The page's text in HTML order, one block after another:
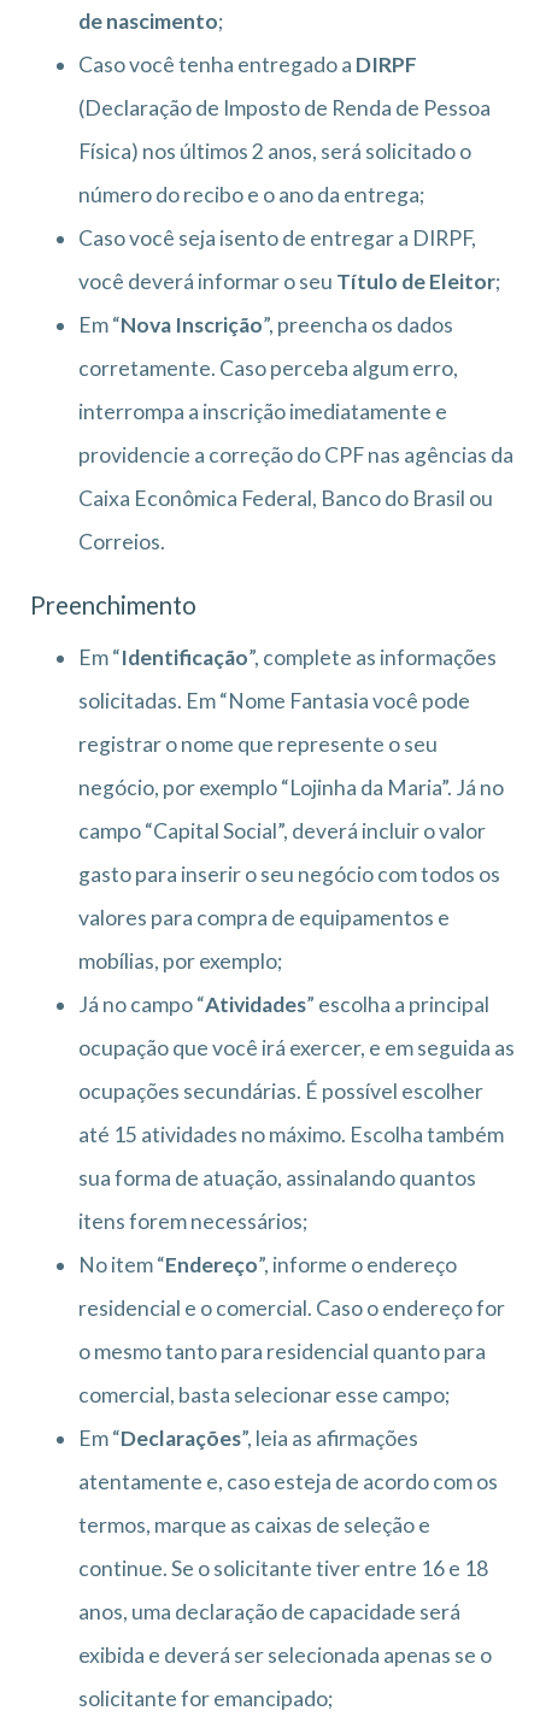
de nascimento;
Caso você tenha entregado a DIRPF
(Declaração de Imposto de Renda de Pessoa
Física) nos últimos 2 anos, será solicitado o
número do recibo e o ano da entrega;
Caso você seja isento de entregar a DIRPF,
você deverá informar o seu Título de Eleitor;
Em “Nova Inscrição”, preencha os dados
corretamente. Caso perceba algum erro,
interrompa a inscrição imediatamente e
providencie a correção do CPF nas agências da
Caixa Econômica Federal, Banco do Brasil ou
Correios.
Preenchimento
Em “Identificação”, complete as informações
solicitadas. Em “Nome Fantasia você pode
registrar o nome que represente o seu
negócio, por exemplo “Lojinha da Maria”. Já no
campo “Capital Social”, deverá incluir o valor
gasto para inserir o seu negócio com todos os
valores para compra de equipamentos e
mobílias, por exemplo;
Já no campo “Atividades” escolha a principal
ocupação que você irá exercer, e em seguida as
ocupações secundárias. É possível escolher
até 15 atividades no máximo. Escolha também
sua forma de atuação, assinalando quantos
itens forem necessários;
No item “Endereço”, informe o endereço
residencial e o comercial. Caso o endereço for
o mesmo tanto para residencial quanto para
comercial, basta selecionar esse campo;
Em “Declarações”, leia as afirmações
atentamente e, caso esteja de acordo com os
termos, marque as caixas de seleção e
continue. Se o solicitante tiver entre 16 e 18
anos, uma declaração de capacidade será
exibida e deverá ser selecionada apenas se o
solicitante for emancipado;